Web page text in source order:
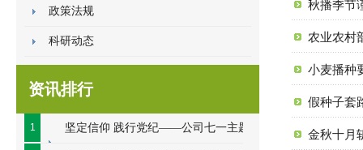
政策法规
科研动态
资讯排行
1 坚定信仰 践行党纪——公司七一主题党
秋播季节
农业农村
小麦播种
假种子套
金秋十月